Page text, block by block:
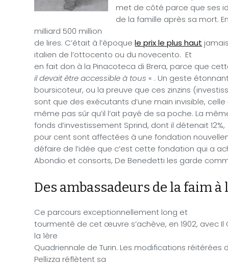
met de côté parce que ses
de la famille après sa mort.
milliard 500 million
de lires. C’était à l’époquele prix le plus haut
italien de l’ottocento ou du novecento. Et
en fait don à la Pinacoteca di Brera, parce que
il devait être accessible à tous « . Un geste
boursicoteur, ou la preuve que ces zinzins
sont que des exécutants d’une main invisible,
même pas sûr qu’il l’ait payé de sa poche. La
fonds d’investissement Sprind, dont il détenait 12%,
pour cent sont affectées à une fondation
défaire de l’idée que c’est cette fondation qui a
Abondio et consorts, De Benedetti les garde
Des ambassadeurs de la faim
Ce parcours exceptionnellement long et
tourmenté de cet œuvre s’achève, en 1902, avec
la 1ère
Quadriennale de Turin. Les modifications réitérées
Pellizza réflètent sa